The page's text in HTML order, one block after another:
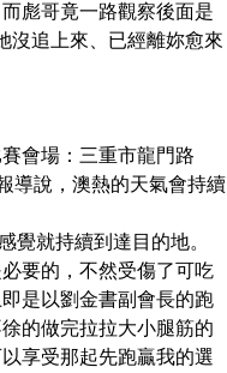
彪哥竟一路觀察後面是
沒追上來、已經離妳愈來
賽會場：三重市龍門路
導說，澳熱的天氣會持續
就持續到達目的地。
要的，不然受傷了可吃
是以劉金書副會長的跑
的做完拉拉大小腿筋的
享受那起先跑贏我的選